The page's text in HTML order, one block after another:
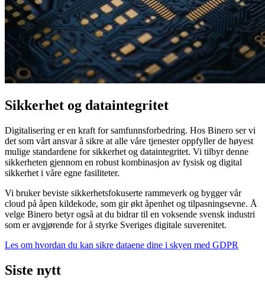
Sikkerhet og dataintegritet
Digitalisering er en kraft for samfunnsforbedring. Hos Binero ser vi
det som vårt ansvar å sikre at alle våre tjenester oppfyller de høyest
mulige standardene for sikkerhet og dataintegritet. Vi tilbyr denne
sikkerheten gjennom en robust kombinasjon av fysisk og digital
sikkerhet i våre egne fasiliteter.
Vi bruker beviste sikkerhetsfokuserte rammeverk og bygger vår
cloud på åpen kildekode, som gir økt åpenhet og tilpasningsevne. Å
velge Binero betyr også at du bidrar til en voksende svensk industri
som er avgjørende for å styrke Sveriges digitale suverenitet.
Les om hvordan du kan sikre dataene dine i skyen med GDPR
Siste nytt